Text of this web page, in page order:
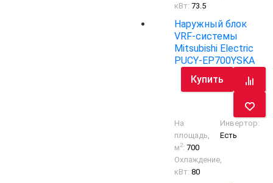
кВт:73.5
Наружный блок
VRF-системы
Mitsubishi Electric
PUCY-EP700YSKA
Купить
На
площадь,
м2:700
Инвертор:
Есть
Охлаждение,
кВт:80